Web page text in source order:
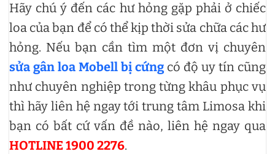
Hãy chú ý đến các hư hỏng gặp phải ở chiếc
loa của bạn để có thể kịp thời sửa chữa các hư
hỏng. Nếu bạn cần tìm một đơn vị chuyên
sửa gân loa Mobell bị cứng có độ uy tín cũng
như chuyên nghiệp trong từng khâu phục vụ
thì hãy liên hệ ngay tới trung tâm Limosa khi
bạn có bất cứ vấn đề nào, liên hệ ngay qua
HOTLINE 1900 2276.